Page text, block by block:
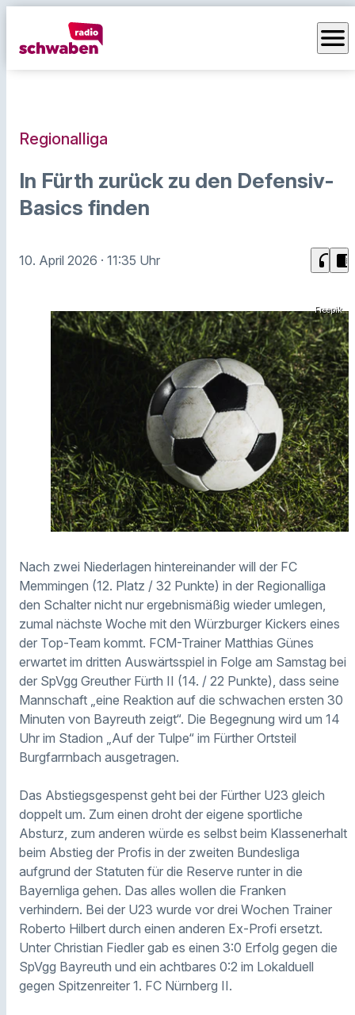
menu
Regionalliga
In Fürth zurück zu den Defensiv-
Basics finden
10. April 2026 · 11:35 Uhr headphones chrome_reader_mode
Freepik
Nach zwei Niederlagen hintereinander will der FC
Memmingen (12. Platz / 32 Punkte) in der Regionalliga
den Schalter nicht nur ergebnismäßig wieder umlegen,
zumal nächste Woche mit den Würzburger Kickers eines
der Top-Team kommt. FCM-Trainer Matthias Günes
erwartet im dritten Auswärtsspiel in Folge am Samstag bei
der SpVgg Greuther Fürth II (14. / 22 Punkte), dass seine
Mannschaft „eine Reaktion auf die schwachen ersten 30
Minuten von Bayreuth zeigt“. Die Begegnung wird um 14
Uhr im Stadion „Auf der Tulpe“ im Fürther Ortsteil
Burgfarrnbach ausgetragen.
Das Abstiegsgespenst geht bei der Fürther U23 gleich
doppelt um. Zum einen droht der eigene sportliche
Absturz, zum anderen würde es selbst beim Klassenerhalt
beim Abstieg der Profis in der zweiten Bundesliga
aufgrund der Statuten für die Reserve runter in die
Bayernliga gehen. Das alles wollen die Franken
verhindern. Bei der U23 wurde vor drei Wochen Trainer
Roberto Hilbert durch einen anderen Ex-Profi ersetzt.
Unter Christian Fiedler gab es einen 3:0 Erfolg gegen die
SpVgg Bayreuth und ein achtbares 0:2 im Lokalduell
gegen Spitzenreiter 1. FC Nürnberg II.